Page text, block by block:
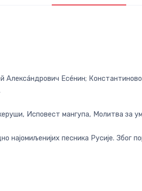
Алексáндрович Есéнин;
Исповест мангупа, Молитва
најомиљенијих песника Русије. Због